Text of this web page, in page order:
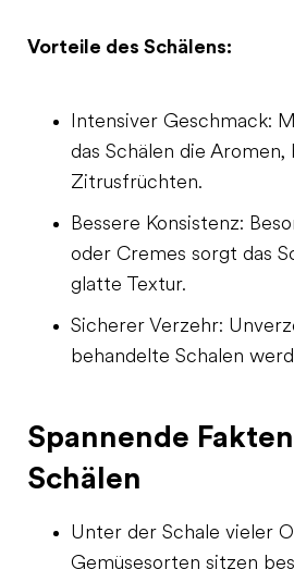
Vorteile des Schälens:
Intensiver Geschmack:
das Schälen die Aromen,
Zitrusfrüchten.
Bessere Konsistenz:
oder Cremes sorgt das
glatte Textur.
Sicherer Verzehr:
behandelte Schalen
Spannende
Schälen
Unter der Schale vieler
Gemüsesorten sitzen